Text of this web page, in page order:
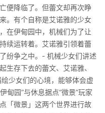
便降临了。但蕾文却再次睁
。有个自称是艾诺雅的少女
在伊甸园中，机械们为了让
续运转着。艾诺雅引领着蕾
纷争之中。- 机械少女们讲述
生存下去的蕾文、艾诺雅、
少女们的心境，能够体会虚
甸园”与休息据点“微景”玩家
「微景」这两个世界进行故